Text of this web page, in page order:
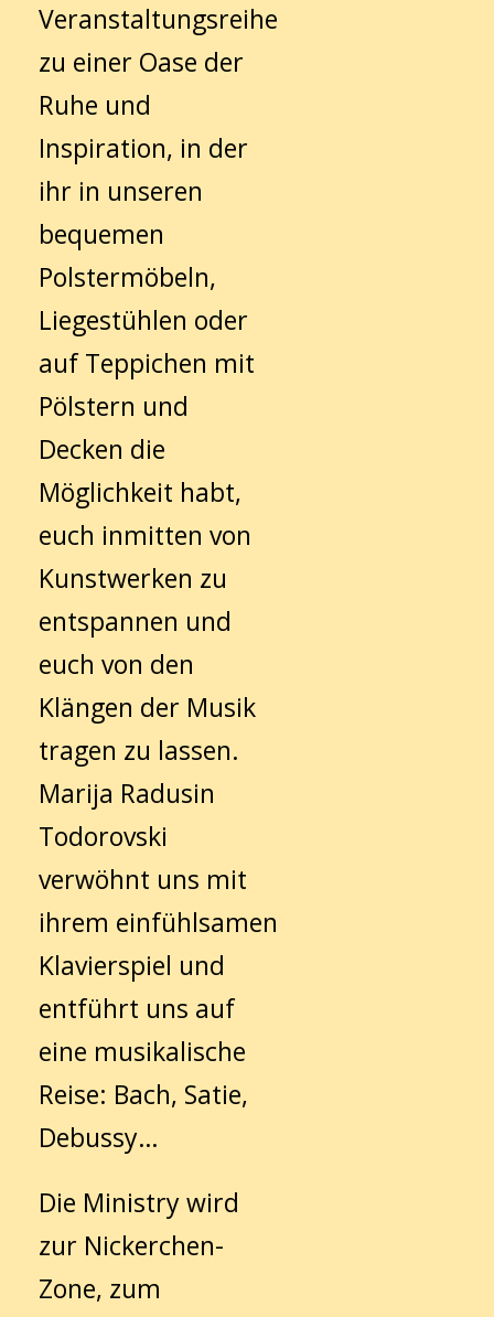
Veranstaltungsreihe
zu einer Oase der
Ruhe und
Inspiration, in der
ihr in unseren
bequemen
Polstermöbeln,
Liegestühlen oder
auf Teppichen mit
Pölstern und
Decken die
Möglichkeit habt,
euch inmitten von
Kunstwerken zu
entspannen und
euch von den
Klängen der Musik
tragen zu lassen.
Marija Radusin
Todorovski
verwöhnt uns mit
ihrem einfühlsamen
Klavierspiel und
entführt uns auf
eine musikalische
Reise: Bach, Satie,
Debussy…
Die Ministry wird
zur Nickerchen-
Zone, zum